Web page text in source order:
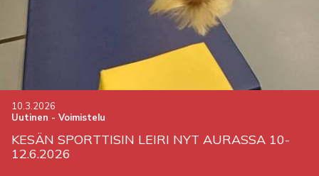
10.3.2026
Uutinen - Voimistelu
KESÄN SPORTTISIN LEIRI NYT AURASSA 10-
12.6.2026